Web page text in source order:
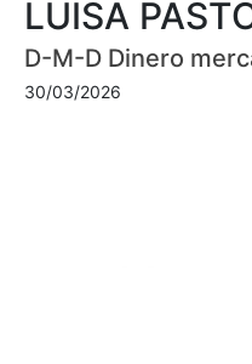
LUISA
D-M-D Dinero
30/03/2026